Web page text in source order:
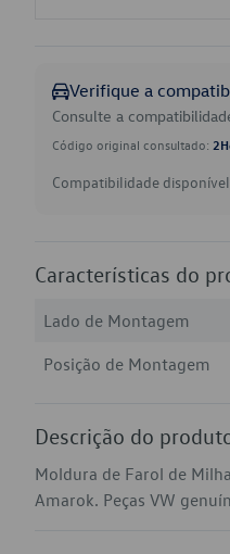
Verifique a
Consulte a
Código original consultado:
Compatibilidade
Características do
Lado de Montagem
Posição de Montagem
Descrição do
Moldura de Farol de
Amarok. Peças VW